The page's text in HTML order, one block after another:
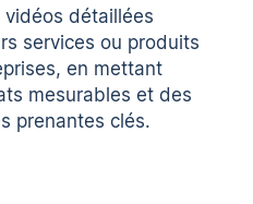
détaillées
services ou produits
en mettant
mesurables et des
prenantes clés.